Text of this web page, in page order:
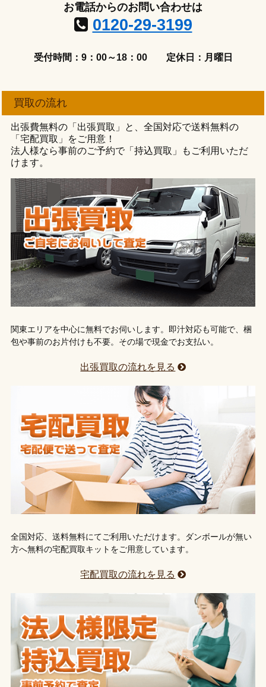
お電話からのお問い合わせは
0120-29-3199
受付時間：9：00～18：00 定休日：月曜日
買取の流れ
出張費無料の「出張買取」と、全国対応で送料無料の
「宅配買取」をご用意！
法人様なら事前のご予約で「持込買取」もご利用いただ
けます。
関東エリアを中心に無料でお伺いします。即汁対応も可能で、梱
包や事前のお片付けも不要。その場で現金でお支払い。
出張買取の流れを見る
全国対応、送料無料にてご利用いただけます。ダンボールが無い
方へ無料の宅配買取キットをご用意しています。
宅配買取の流れを見る